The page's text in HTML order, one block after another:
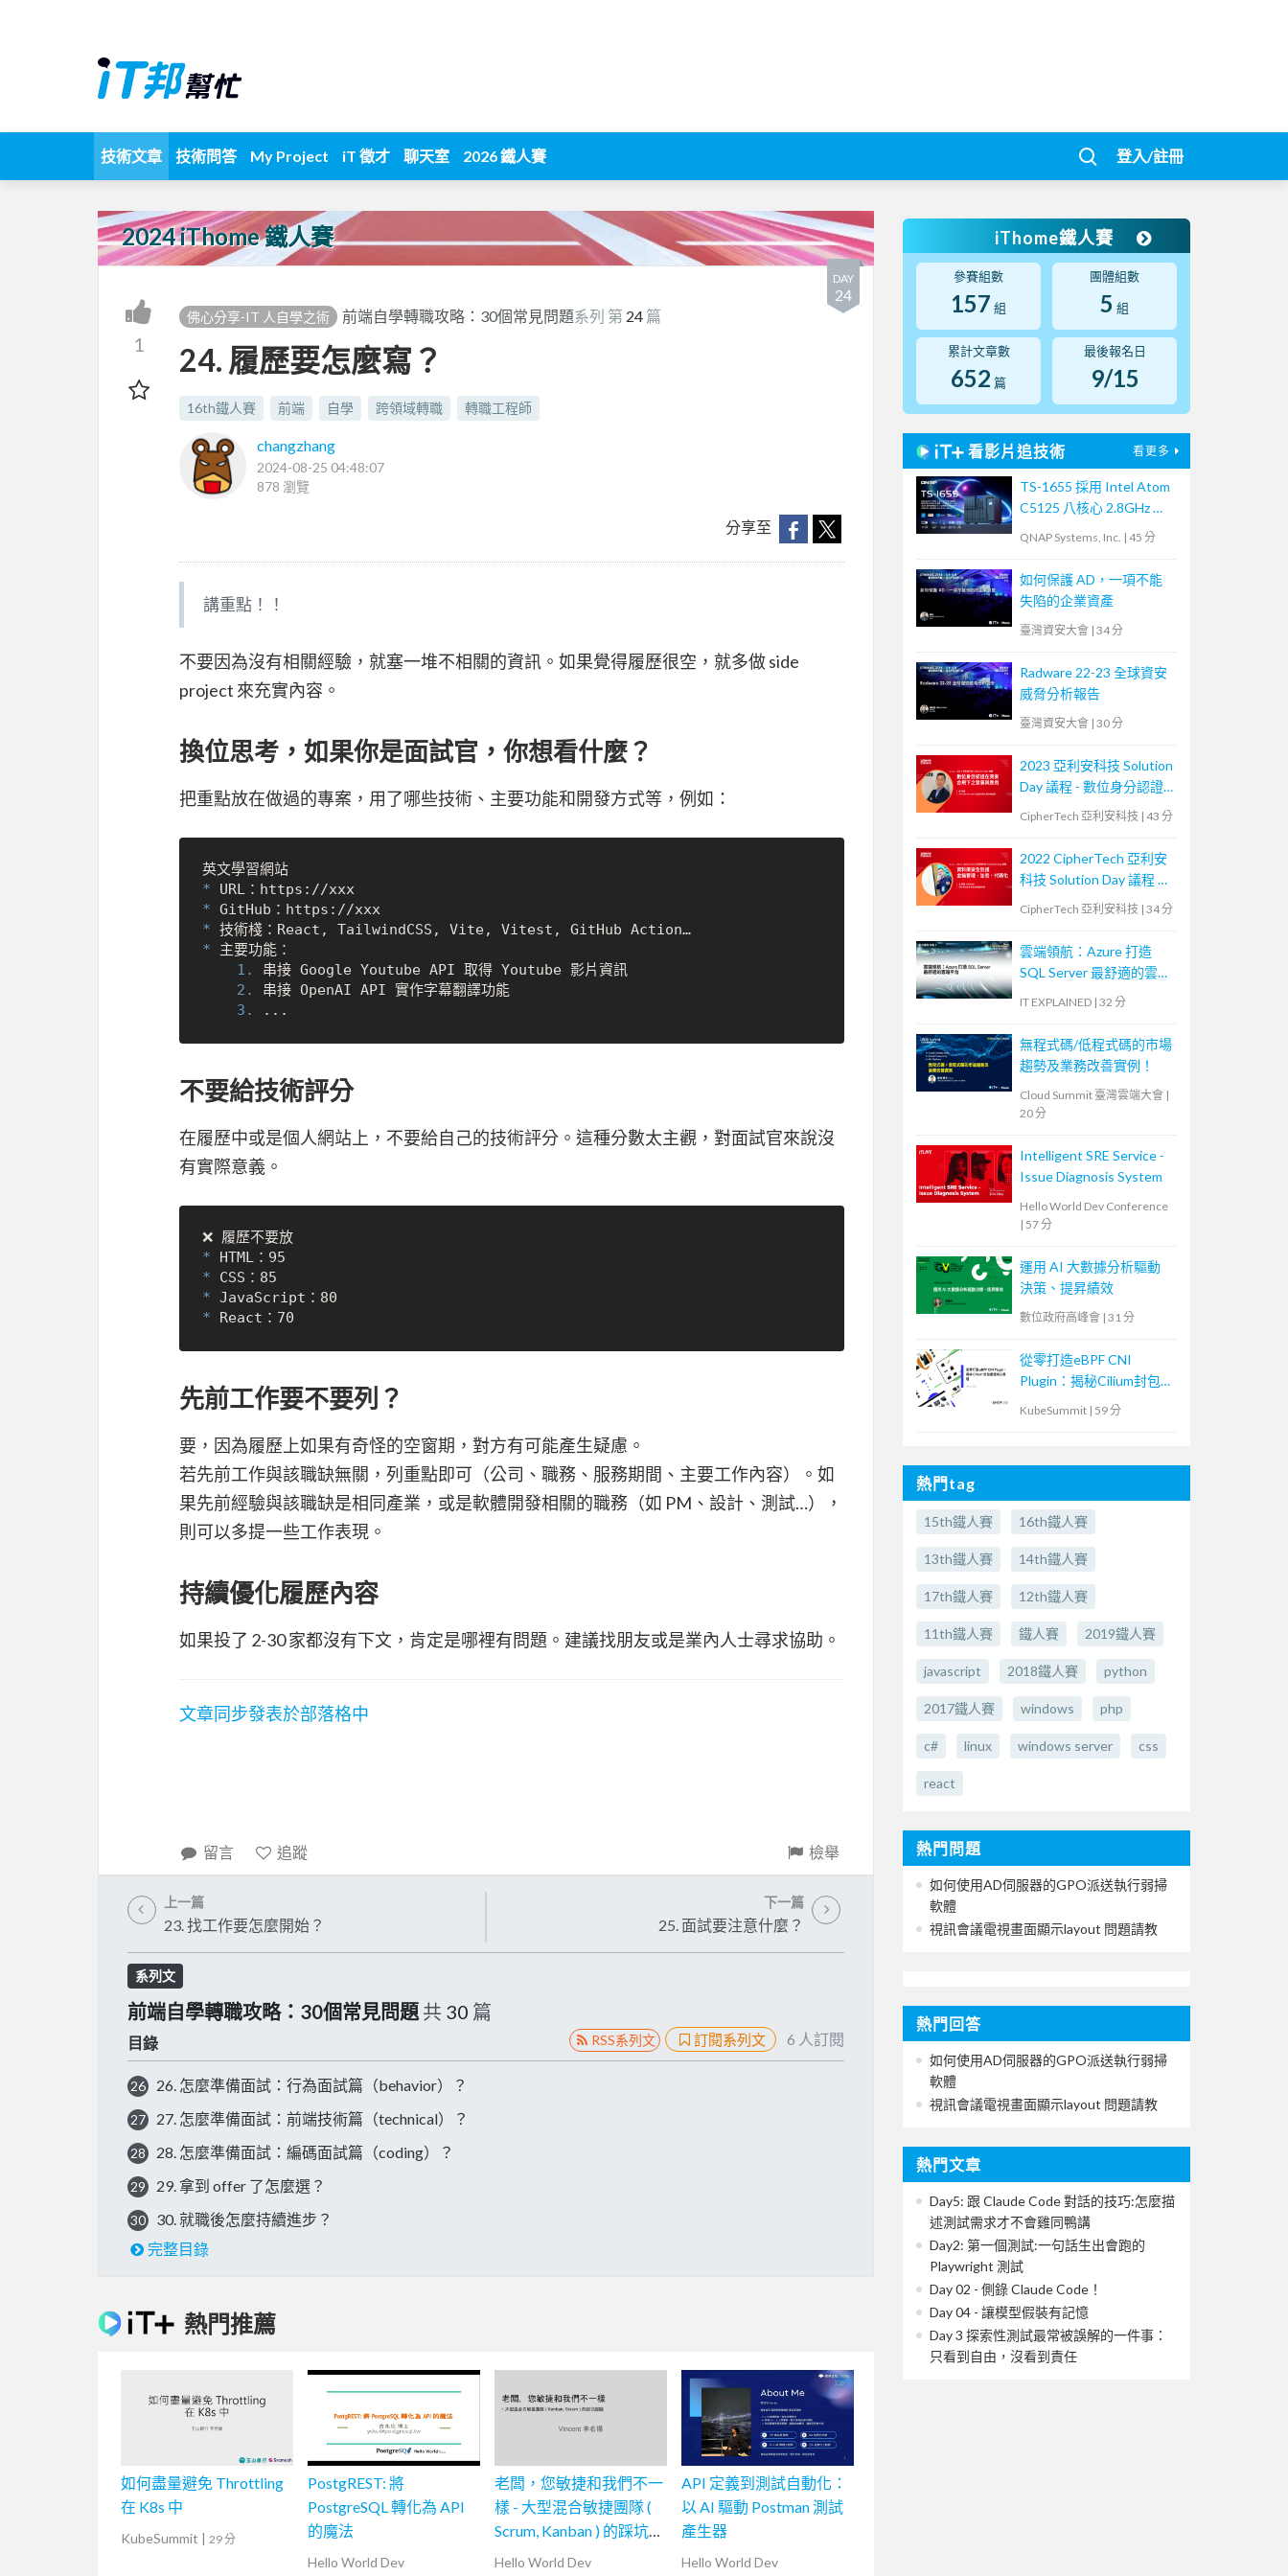
技術文章 技術問答 My Project iT 徵才 聊天室 2026 鐵人賽 登入/註冊
2024 iThome 鐵人賽
DAY
24
1
佛心分享-IT 人自學之術 前端自學轉職攻略：30個常見問題系列 第 24 篇
24. 履歷要怎麼寫？
16th鐵人賽 前端 自學 跨領域轉職 轉職工程師
changzhang
2024-08-25 04:48:07
878 瀏覽
分享至
講重點！！
不要因為沒有相關經驗，就塞一堆不相關的資訊。如果覺得履歷很空，就多做 side
project 來充實內容。
換位思考，如果你是面試官，你想看什麼？
把重點放在做過的專案，用了哪些技術、主要功能和開發方式等，例如：
英文學習網站
*
URL：https://xxx
*
GitHub：https://xxx
*
技術棧：React, TailwindCSS, Vite, Vitest, GitHub Action…
*
    1.
串接 Google Youtube API 取得 Youtube 影片資訊
    2.
串接 OpenAI API 實作字幕翻譯功能
    3.
不要給技術評分
在履歷中或是個人網站上，不要給自己的技術評分。這種分數太主觀，對面試官來說沒
有實際意義。
❌ 履歷不要放
*
*
*
*
先前工作要不要列？
要，因為履歷上如果有奇怪的空窗期，對方有可能產生疑慮。
若先前工作與該職缺無關，列重點即可（公司、職務、服務期間、主要工作內容）。如
果先前經驗與該職缺是相同產業，或是軟體開發相關的職務（如 PM、設計、測試…），
則可以多提一些工作表現。
持續優化履歷內容
如果投了 2-30 家都沒有下文，肯定是哪裡有問題。建議找朋友或是業內人士尋求協助。
文章同步發表於部落格中
留言 追蹤 檢舉
上一篇
23. 找工作要怎麼開始？
下一篇
25. 面試要注意什麼？
系列文
前端自學轉職攻略：30個常見問題 共 30 篇
目錄 RSS系列文 訂閱系列文 6 人訂閱
26 26. 怎麼準備面試：行為面試篇（behavior）？
27 27. 怎麼準備面試：前端技術篇（technical）？
28 28. 怎麼準備面試：編碼面試篇（coding）？
29 29. 拿到 offer 了怎麼選？
30
30. 就職後怎麼持續進步？
完整目錄
熱門推薦
如何盡量避免 Throttling
在 K8s 中
KubeSummit | 29 分
PostgREST: 將
PostgreSQL 轉化為 API
的魔法
Hello World Dev
老闆，您敏捷和我們不一
樣 - 大型混合敏捷團隊 (
Scrum, Kanban ) 的踩坑經
驗
Hello World Dev
API 定義到測試自動化：
以 AI 驅動 Postman 測試
產生器
Hello World Dev
iThome鐵人賽
參賽組數
157 組
團體組數
5 組
累計文章數
652 篇
最後報名日
9/15
看影片追技術 看更多
TS-1655 採用 Intel Atom
C5125 八核心 2.8GHz 處
理器，最高支援 256GB
存架構適合中小企業備份
及監控應用，支援 QTS /
QuTS hero
QNAP Systems, Inc. | 45 分
如何保護 AD，一項不能
失陷的企業資產
臺灣資安大會 | 34 分
Radware 22-23 全球資安
威脅分析報告
臺灣資安大會 | 30 分
2023 亞利安科技 Solution
Day 議程 - 數位身分認證
在資安合規下之發展與應
CipherTech 亞利安科技 | 43 分
2022 CipherTech 亞利安
科技 Solution Day 議程 —
資料庫安全防護，金鑰管
CipherTech 亞利安科技 | 34 分
雲端領航：Azure 打造
SQL Server 最舒適的雲端
IT EXPLAINED | 32 分
無程式碼/低程式碼的市場
趨勢及業務改善實例！
Cloud Summit 臺灣雲端大會 |
20 分
Intelligent SRE Service -
Issue Diagnosis System
Hello World Dev Conference
| 57 分
運用 AI 大數據分析驅動
決策、提昇績效
數位政府高峰會 | 31 分
從零打造eBPF CNI
Plugin：揭秘Cilium封包
KubeSummit | 59 分
熱門tag
15th鐵人賽 16th鐵人賽
13th鐵人賽 14th鐵人賽
17th鐵人賽 12th鐵人賽
11th鐵人賽 鐵人賽 2019鐵人賽
javascript 2018鐵人賽 python
2017鐵人賽 windows php
c# linux windows server css
react
熱門問題
如何使用AD伺服器的GPO派送執行弱掃
軟體
視訊會議電視畫面顯示layout 問題請教
熱門回答
如何使用AD伺服器的GPO派送執行弱掃
軟體
視訊會議電視畫面顯示layout 問題請教
熱門文章
Day5: 跟 Claude Code 對話的技巧:怎麼描
述測試需求才不會雞同鴨講
Day2: 第一個測試:一句話生出會跑的
Playwright 測試
Day 02 - 側錄 Claude Code！
Day 04 - 讓模型假裝有記憶
Day 3 探索性測試最常被誤解的一件事：
只看到自由，沒看到責任